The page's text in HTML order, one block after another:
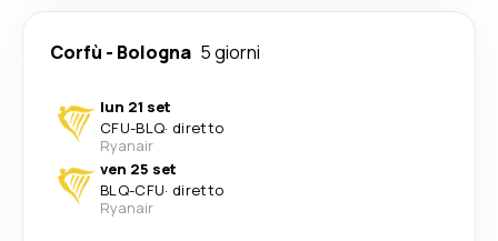
Corfù - Bologna 5 giorni
lun 21 set
CFU-BLQ· diretto
Ryanair
ven 25 set
BLQ-CFU· diretto
Ryanair